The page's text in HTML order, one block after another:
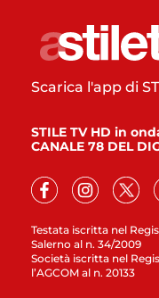
Testata iscritta nel
Salerno al n. 34/2009
Società iscritta nel
l’AGCOM al n. 20133
Scarica l'app di
STILE TV HD in
CANALE 78 DEL